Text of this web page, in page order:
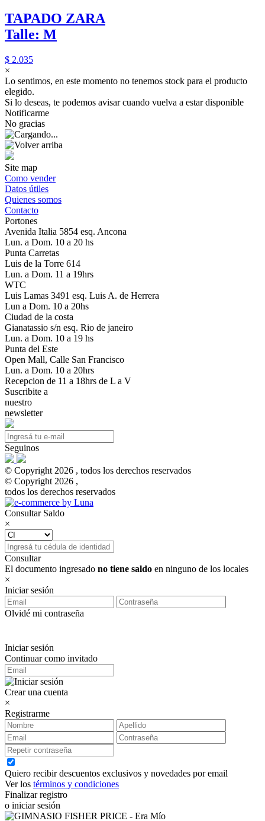
TAPADO ZARA
Talle: M
$ 2.035
×
Lo sentimos, en este momento no tenemos stock para el producto
elegido.
Si lo deseas, te podemos avisar cuando vuelva a estar disponible
Notificarme
No gracias
Site map
Como vender
Datos útiles
Quienes somos
Contacto
Portones
Avenida Italia 5854 esq. Ancona
Lun. a Dom. 10 a 20 hs
Punta Carretas
Luis de la Torre 614
Lun. a Dom. 11 a 19hrs
WTC
Luis Lamas 3491 esq. Luis A. de Herrera
Lun a Dom. 10 a 20hs
Ciudad de la costa
Gianatassio s/n esq. Rio de janeiro
Lun. a Dom. 10 a 19 hs
Punta del Este
Open Mall, Calle San Francisco
Lun. a Dom. 10 a 20hrs
Recepcion de 11 a 18hrs de L a V
Suscribite a
nuestro
newsletter
Seguinos
© Copyright 2026 , todos los derechos reservados
© Copyright 2026 ,
todos los derechos reservados
Consultar Saldo
×
Consultar
El documento ingresado no tiene saldo en ninguno de los locales
×
Iniciar sesión
Olvidé mi contraseña
Iniciar sesión
Continuar como invitado
Crear una cuenta
×
Registrarme
Quiero recibir descuentos exclusivos y novedades por email
Ver los términos y condiciones
Finalizar registro
o iniciar sesión